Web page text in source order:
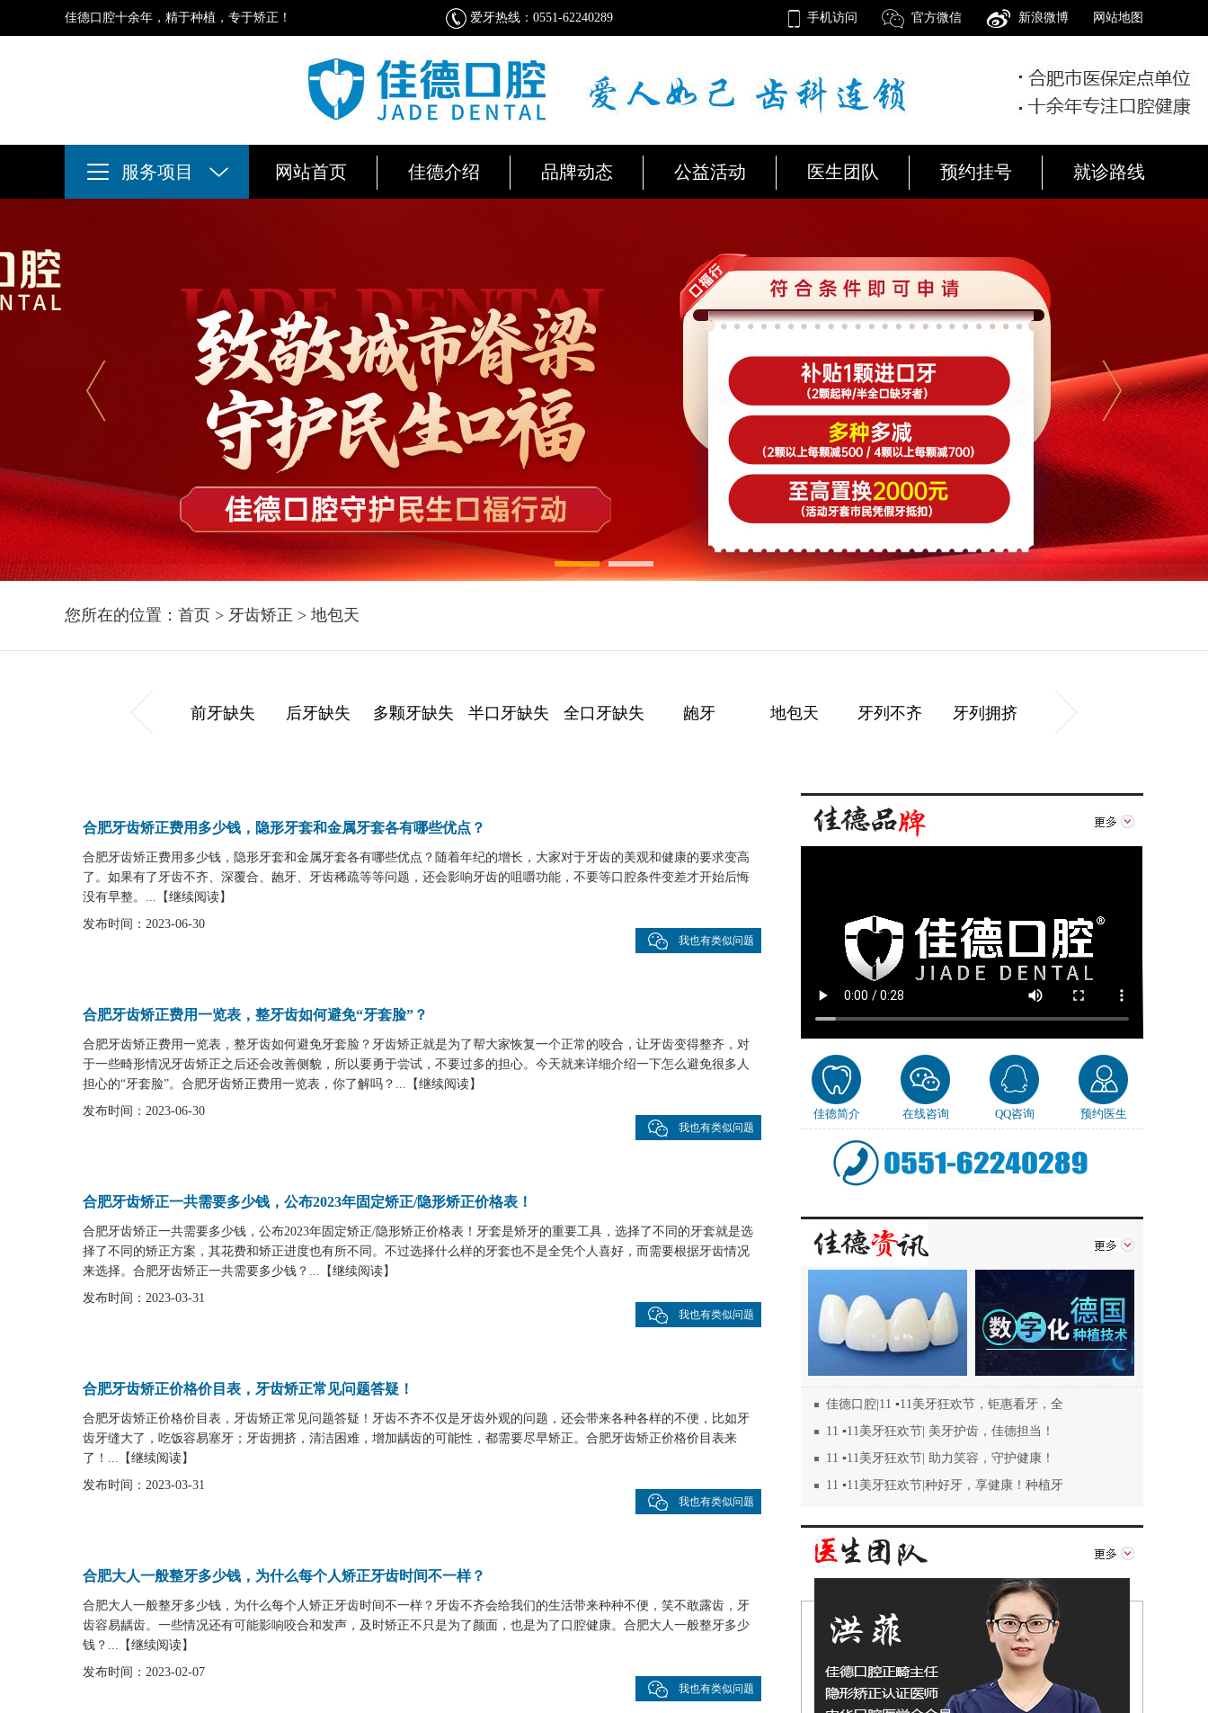
佳德口腔十余年，精于种植，专于矫正！ 爱牙热线：0551-62240289 手机访问 官方微信 新浪微博 网站地图
服务项目 网站首页 佳德介绍 品牌动态 公益活动 医生团队 预约挂号 就诊路线
您所在的位置： 首页 > 牙齿矫正 > 地包天
前牙缺失 后牙缺失 多颗牙缺失 半口牙缺失 全口牙缺失 龅牙 地包天 牙列不齐 牙列拥挤 牙齿前突
佳德简介 在线咨询 QQ咨询 预约医生
佳德口腔|11 ▪11美牙狂欢节，钜惠看牙，全
11 ▪11美牙狂欢节| 美牙护齿，佳德担当！
11 ▪11美牙狂欢节| 助力笑容，守护健康！
11 ▪11美牙狂欢节|种好牙，享健康！种植牙
合肥牙齿矫正费用多少钱，隐形牙套和金属牙套各有哪些优点？
合肥牙齿矫正费用多少钱，隐形牙套和金属牙套各有哪些优点？随着年纪的增长，大家对于牙齿的美观和健康的要求变高
了。如果有了牙齿不齐、深覆合、龅牙、牙齿稀疏等等问题，还会影响牙齿的咀嚼功能，不要等口腔条件变差才开始后悔
没有早整。... 【继续阅读】
发布时间：2023-06-30
我也有类似问题
合肥牙齿矫正费用一览表，整牙齿如何避免“牙套脸”？
合肥牙齿矫正费用一览表，整牙齿如何避免牙套脸？牙齿矫正就是为了帮大家恢复一个正常的咬合，让牙齿变得整齐，对
于一些畸形情况牙齿矫正之后还会改善侧貌，所以要勇于尝试，不要过多的担心。今天就来详细介绍一下怎么避免很多人
担心的“牙套脸”。合肥牙齿矫正费用一览表，你了解吗？... 【继续阅读】
发布时间：2023-06-30
我也有类似问题
合肥牙齿矫正一共需要多少钱，公布2023年固定矫正/隐形矫正价格表！
合肥牙齿矫正一共需要多少钱，公布2023年固定矫正/隐形矫正价格表！牙套是矫牙的重要工具，选择了不同的牙套就是选
择了不同的矫正方案，其花费和矫正进度也有所不同。不过选择什么样的牙套也不是全凭个人喜好，而需要根据牙齿情况
来选择。合肥牙齿矫正一共需要多少钱？... 【继续阅读】
发布时间：2023-03-31
我也有类似问题
合肥牙齿矫正价格价目表，牙齿矫正常见问题答疑！
合肥牙齿矫正价格价目表，牙齿矫正常见问题答疑！牙齿不齐不仅是牙齿外观的问题，还会带来各种各样的不便，比如牙
齿牙缝大了，吃饭容易塞牙；牙齿拥挤，清洁困难，增加龋齿的可能性，都需要尽早矫正。合肥牙齿矫正价格价目表来
了！... 【继续阅读】
发布时间：2023-03-31
我也有类似问题
合肥大人一般整牙多少钱，为什么每个人矫正牙齿时间不一样？
合肥大人一般整牙多少钱，为什么每个人矫正牙齿时间不一样？牙齿不齐会给我们的生活带来种种不便，笑不敢露齿，牙
齿容易龋齿。一些情况还有可能影响咬合和发声，及时矫正不只是为了颜面，也是为了口腔健康。合肥大人一般整牙多少
钱？... 【继续阅读】
发布时间：2023-02-07
我也有类似问题